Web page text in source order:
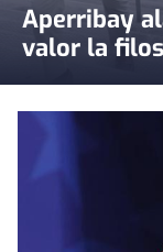
Aperribay
valor la